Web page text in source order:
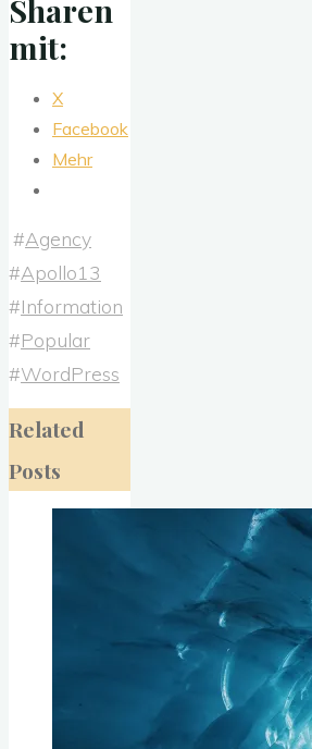
Sharen
mit:
X
Facebook
Mehr
#Agency
#Apollo13
#Information
#Popular
#WordPress
Related
Posts